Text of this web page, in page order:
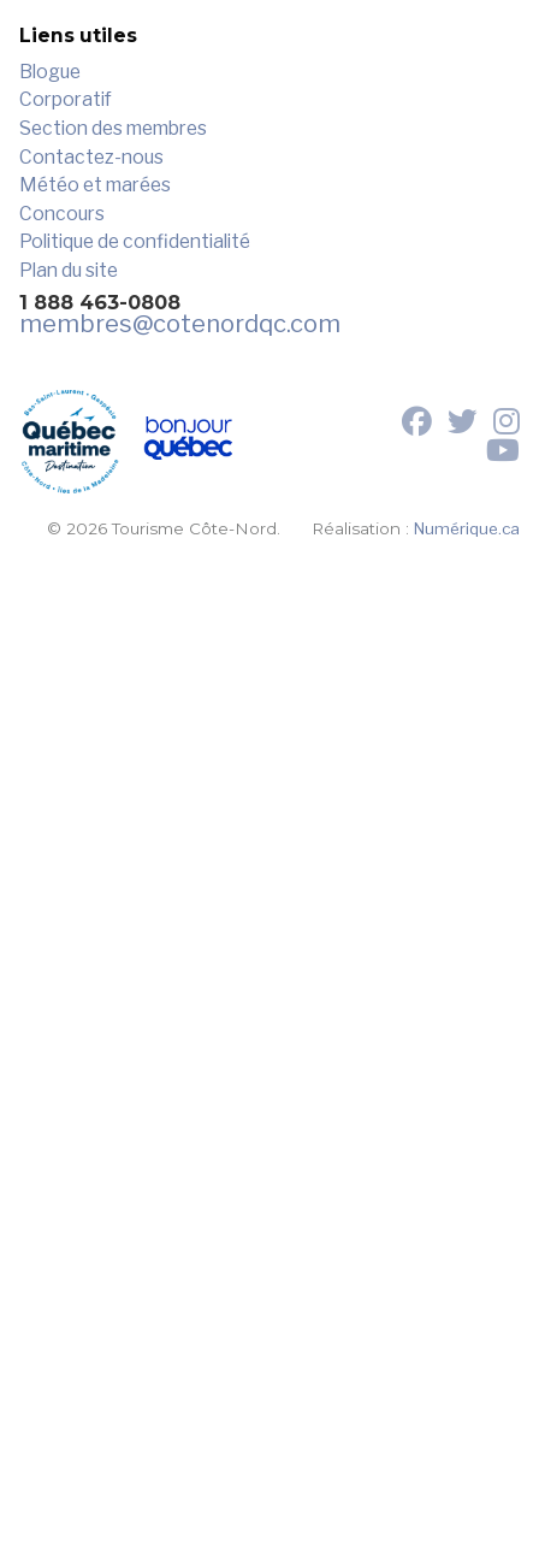
Liens utiles
Blogue
Corporatif
Section des membres
Contactez-nous
Météo et marées
Concours
Politique de confidentialité
Plan du site
1 888 463-0808
membres@cotenordqc.com
© 2026 Tourisme Côte-Nord. Réalisation :Numérique.ca